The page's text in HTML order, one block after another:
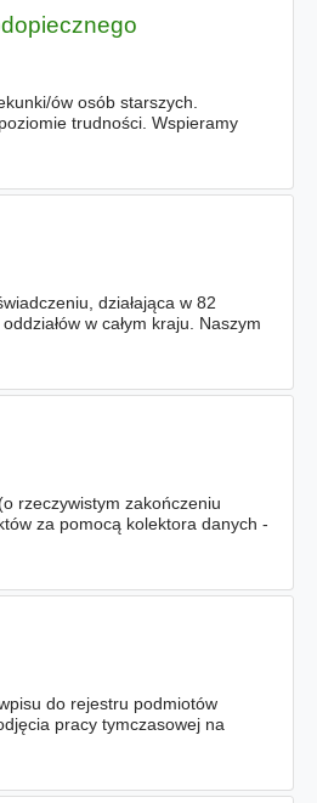
ów osób starszych.
trudności. Wspieramy
działająca w 82
w całym kraju. Naszym
rzeczywistym zakończeniu
za pomocą kolektora danych -
do rejestru podmiotów
pracy tymczasowej na